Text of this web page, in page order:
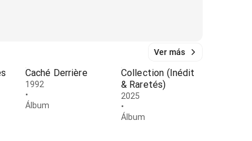
Ver más
Caché Derrière
1992
•
Álbum
Collection (Inédit
& Raretés)
2025
•
Álbum